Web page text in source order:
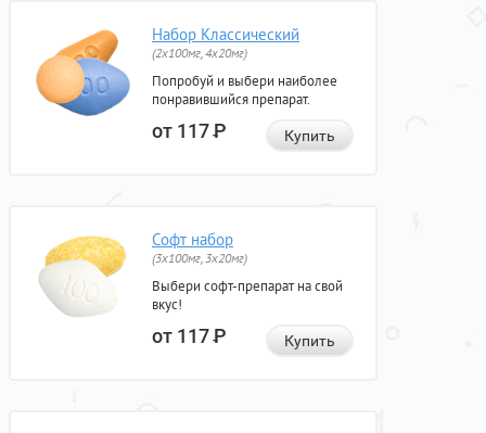
Набор Классический
(2x100мг, 4x20мг)
Попробуй и выбери наиболее
понравившийся препарат.
от 117Р Купить
Софт набор
(3x100мг, 3x20мг)
Выбери софт-препарат на свой
вкус!
от 117Р Купить